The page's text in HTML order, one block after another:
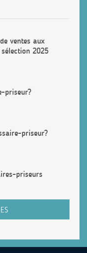
ventes aux
2025
priseur?
priseur?
priseurs